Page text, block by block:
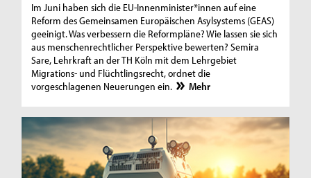
Im Juni haben sich die EU-Innenminister*innen auf eine
Reform des Gemeinsamen Europäischen Asylsystems (GEAS)
geeinigt. Was verbessern die Reformpläne? Wie lassen sie sich
aus menschenrechtlicher Perspektive bewerten? Semira
Sare, Lehrkraft an der TH Köln mit dem Lehrgebiet
Migrations- und Flüchtlingsrecht, ordnet die
vorgeschlagenen Neuerungen ein.
Mehr